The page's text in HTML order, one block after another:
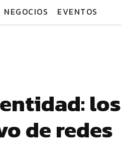
NEGOCIOS EVENTOS
los
de redes